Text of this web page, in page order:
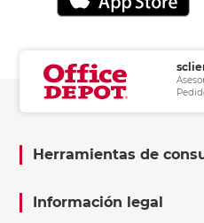
Herramientas de
Información legal